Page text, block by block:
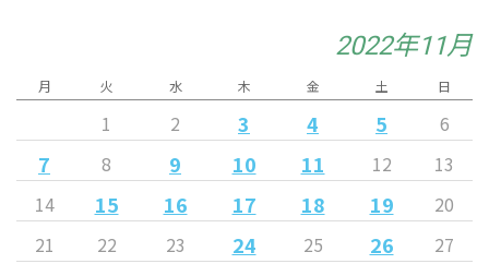
2022年11月
月 火 水 木 金 土 日
1 2 3 4 5 6
7 8 9 10 11 12
13
14
15 16 17 18 19
20
21
22 23 24 25 26
27